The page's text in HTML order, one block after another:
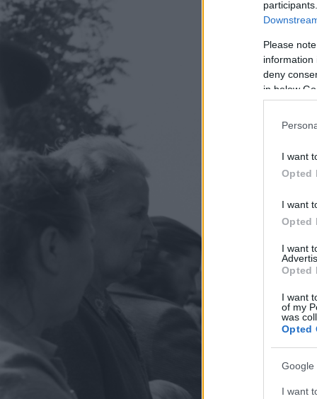
Please
information
deny
in below
I want
Opted
I want
Opted
I want
Opted
I want
of my
was
Opted
Google
I want